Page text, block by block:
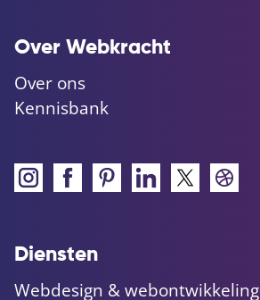
Over Webkracht
Over ons
Kennisbank
Diensten
Webdesign & webontwikkeling